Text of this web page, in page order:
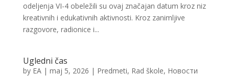
odeljenja VI-4 obeležili su ovaj značajan datum kroz niz
kreativnih i edukativnih aktivnosti. Kroz zanimljive
razgovore, radionice i...
Ugledni čas
by EA| maj 5, 2026 | Predmeti, Rad škole, Новости